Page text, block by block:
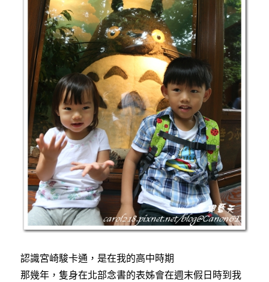
錯
過
的
好
吃
哈
密
瓜
（目
前
搬
家
至
新
址
營
中
認識宮崎駿卡通，是在我的高中時期
那幾年，隻身在北部念書的表姊會在週末假日時到我